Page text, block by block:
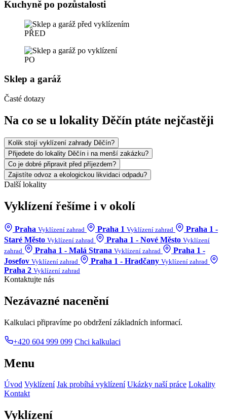
Kuchyně po pozůstalosti
PŘED
PO
Sklep a garáž
Časté dotazy
Na co se u lokality Děčín ptáte nejčastěji
Kolik stojí vyklízení zahrady Děčín?
Přijedete do lokality Děčín i na menší zakázku?
Co je dobré připravit před příjezdem?
Zajistíte odvoz a ekologickou likvidaci odpadu?
Další lokality
Vyklízení řešíme i v okolí
Praha Vyklízení zahrad Praha 1 Vyklízení zahrad
Praha 1 -
Staré Město Vyklízení zahrad Praha 1 - Nové Město Vyklízení
zahrad
Praha 1 - Malá Strana Vyklízení zahrad
Praha 1 -
Josefov Vyklízení zahrad Praha 1 - Hradčany Vyklízení zahrad
Praha 2 Vyklízení zahrad
Kontaktujte nás
Nezávazné nacenění
Kalkulaci připravíme po obdržení základních informací.
+420 604 999 099 Chci kalkulaci
Menu
Úvod Vyklízení Jak probíhá vyklízení Ukázky naší práce Lokality
Kontakt
Vyklízení